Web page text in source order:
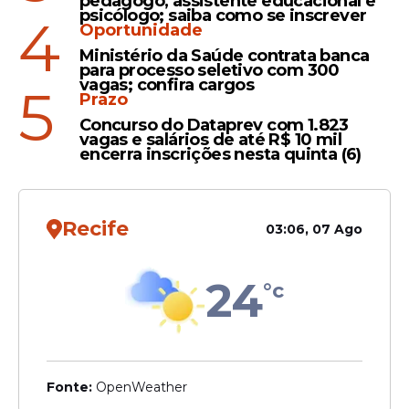
de 2023. Na época, a equipe de Avellaneda
evitado com o ex-atacante.
Nesta temporada, porém, o trabalho não é
bem avaliado pelos torcedores. O
Independiente ficou de fora do mata-mata
da primeira fase do Campeonato
psicólogo; saiba como se inscrever
4
Oportunidade
Ministério da Saúde contrata banca
para processo seletivo com 300
vagas; confira cargos
5
Prazo
Concurso do Dataprev com 1.823
vagas e salários de até R$ 10 mil
encerra inscrições nesta quinta (6)
Recife 03:06, 07 Ago
24°c
Fonte: OpenWeather